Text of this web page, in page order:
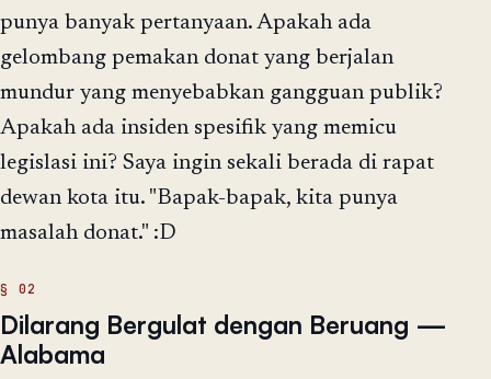
punya banyak pertanyaan. Apakah ada
gelombang pemakan donat yang berjalan
mundur yang menyebabkan gangguan publik?
Apakah ada insiden spesifik yang memicu
legislasi ini? Saya ingin sekali berada di rapat
dewan kota itu. "Bapak-bapak, kita punya
masalah donat." :D
Dilarang Bergulat dengan Beruang —
Alabama